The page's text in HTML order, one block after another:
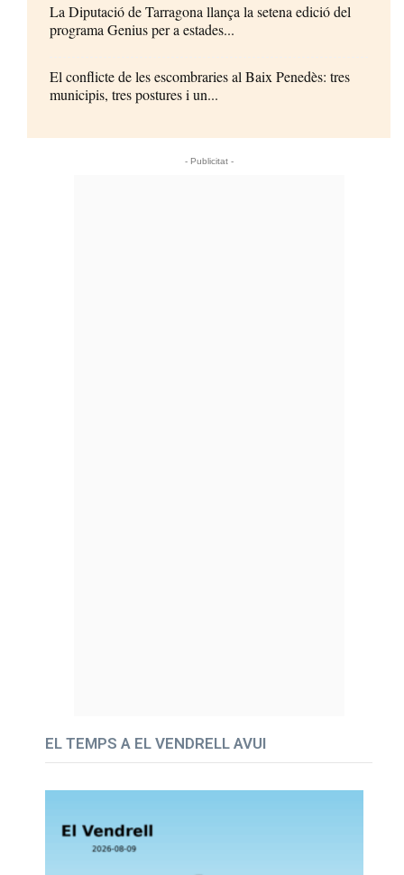
La Diputació de Tarragona llança la setena edició del
programa Genius per a estades...
El conflicte de les escombraries al Baix Penedès: tres
municipis, tres postures i un...
- Publicitat -
EL TEMPS A EL VENDRELL AVUI